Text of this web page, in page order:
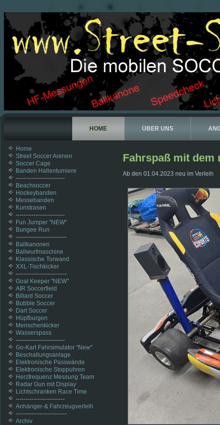
HOME ÜBER UNS
Home
Street Soccer Arenen
Soccer Cage
Banden Hallenturniere
-------------------------
Beachsoccer
Hockeybanden
Messebanden
Kunstrasen
-------------------------
Fun Jumper "NEW"
Bungee Run
--------------------------
Ballkanonen
Ballwurfmaschine
Klassische Torwand
XXL-Tischkicker
--------------------------
Goal Keeper "NEW"
AIR Soccerfield
Billard Soccer
Bubble Soccer
Dart Soccer
Hüpfburgen
Menschenkicker
Wasserspass
-------------------------
Go-Kart Fahrsimulator "New"
Beschallungsanlage
Elektronische Passwände
Elektronische Stoppuhren
Herzfrequenz Messung Team
Radar Gun mit Display
Lichtschranken Race Time
-------------------------
Anhänger-& Fahrzeugverleih
--------------------------
Archiv
Fahrspaß mit dem
Ab den 01.04.2023 neu im Verleih